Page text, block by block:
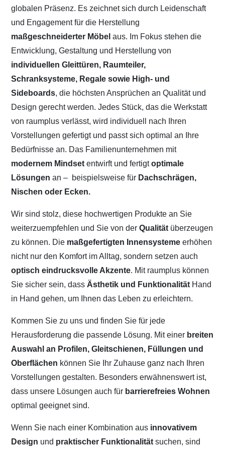
globalen Präsenz. Es zeichnet sich durch Leidenschaft
und Engagement für die Herstellung
maßgeschneiderter Möbelaus. Im Fokus stehen die
Entwicklung, Gestaltung und Herstellung von
individuellen Gleittüren, Raumteiler,
Schranksysteme, Regale sowie High- und
Sideboards, die höchsten Ansprüchen an Qualität und
Design gerecht werden. Jedes Stück, das die Werkstatt
von raumplus verlässt, wird individuell nach Ihren
Vorstellungen gefertigt und passt sich optimal an Ihre
Bedürfnisse an. Das Familienunternehmen mit
modernem Mindset entwirft und fertigtoptimale
Lösungen an – beispielsweise für Dachschrägen,
Nischen oder Ecken.
Wir sind stolz, diese hochwertigen Produkte an Sie
weiterzuempfehlen und Sie von derQualität überzeugen
zu können. Die maßgefertigten Innensystemeerhöhen
nicht nur den Komfort im Alltag, sondern setzen auch
optisch eindrucksvolle Akzente. Mit raumplus können
Sie sicher sein, dass Ästhetik und Funktionalität Hand
in Hand gehen, um Ihnen das Leben zu erleichtern.
Kommen Sie zu uns und finden Sie für jede
Herausforderung die passende Lösung. Mit einer breiten
Auswahl an Profilen, Gleitschienen, Füllungen und
Oberflächen können Sie Ihr Zuhause ganz nach Ihren
Vorstellungen gestalten. Besonders erwähnenswert ist,
dass unsere Lösungen auch für barrierefreies Wohnen
optimal geeignet sind.
Wenn Sie nach einer Kombination aus innovativem
Design und praktischer Funktionalitätsuchen, sind